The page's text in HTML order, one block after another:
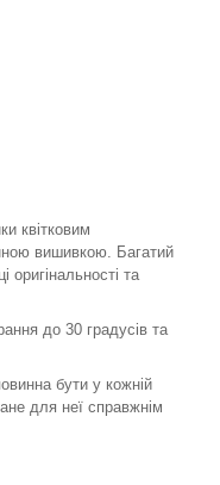
квітковим
вишивкою. Багатий
оригінальності та
до 30 градусів та
бути у кожній
для неї справжнім